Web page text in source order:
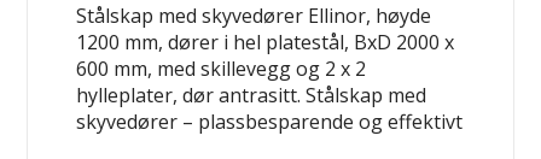
Stålskap med skyvedører Ellinor, høyde
1200 mm, dører i hel platestål, BxD 2000 x
600 mm, med skillevegg og 2 x 2
hylleplater, dør antrasitt.Stålskap med
skyvedører – plassbesparende og effektivt